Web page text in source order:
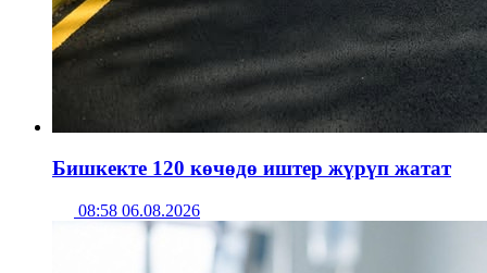
Бишкекте 120 көчөдө иштер жүрүп жатат
08:58 06.08.2026